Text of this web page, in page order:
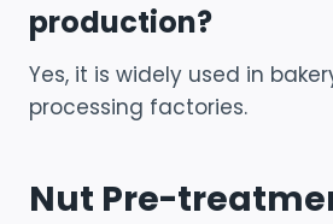
production?
Yes, it is widely used in
processing factories.
Nut Pre-